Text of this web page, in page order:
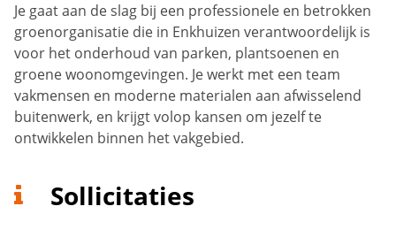
Je gaat aan de slag bij een professionele en betrokken
groenorganisatie die in Enkhuizen verantwoordelijk is
voor het onderhoud van parken, plantsoenen en
groene woonomgevingen. Je werkt met een team
vakmensen en moderne materialen aan afwisselend
buitenwerk, en krijgt volop kansen om jezelf te
ontwikkelen binnen het vakgebied.
Sollicitaties